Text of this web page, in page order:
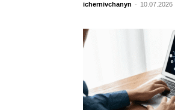
ichernivchanyn - 10.07.2026